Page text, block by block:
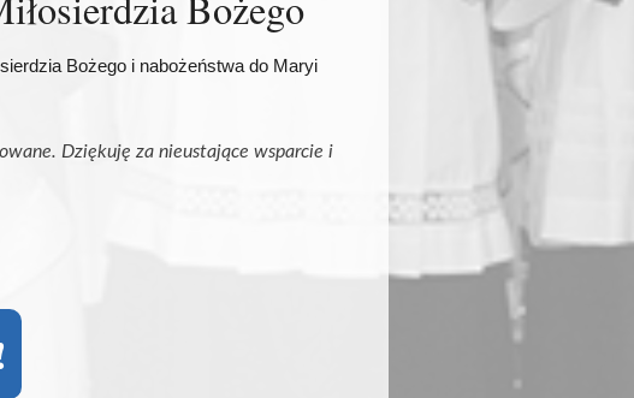
Bożego i nabożeństwa do Maryi
Dziękuję za nieustające wsparcie i